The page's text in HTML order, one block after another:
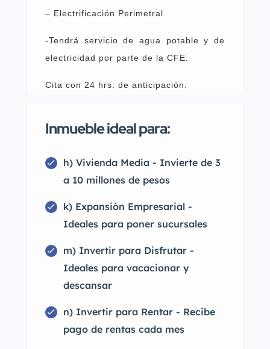
– Electrificación Perimetral
-Tendrá servicio de agua potable y de
electricidad por parte de la CFE.
Cita con 24 hrs. de anticipación.
Inmueble ideal para:
h) Vivienda Media - Invierte de 3
a 10 millones de pesos
k) Expansión Empresarial -
Ideales para poner sucursales
m) Invertir para Disfrutar -
Ideales para vacacionar y
descansar
n) Invertir para Rentar - Recibe
pago de rentas cada mes